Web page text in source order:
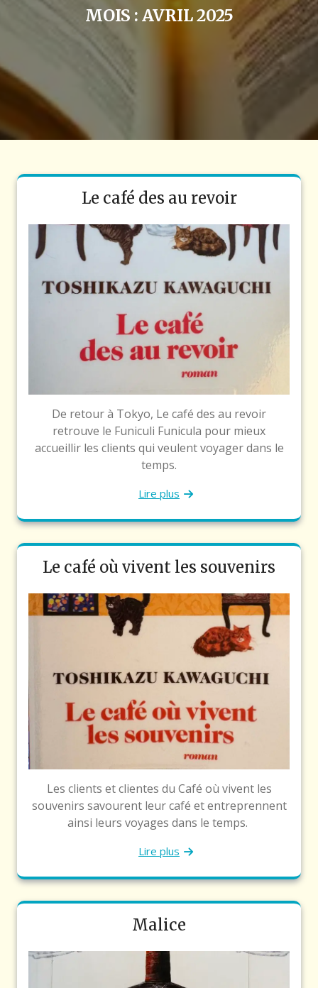
MOIS : AVRIL 2025
Le café des au revoir
De retour à Tokyo, Le café des au revoir
retrouve le Funiculi Funicula pour mieux
accueillir les clients qui veulent voyager dans le
temps.
Lire plus
Le café où vivent les souvenirs
Les clients et clientes du Café où vivent les
souvenirs savourent leur café et entreprennent
ainsi leurs voyages dans le temps.
Lire plus
Malice